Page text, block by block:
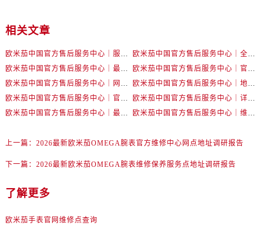
湖南省永州市冷水滩区永州大道与中兴路交叉口售后服务中心（需提前预约）
湖南省岳阳市岳阳楼区东茅岭路售后服务中心（需提前预约）
湖南省张家界市永定区解放路售后服务中心（需提前预约）
湖南省株洲市芦淞区建设南路售后服务中心（需提前预约）
相关文章
欧米茄中国官方售后服务中心｜服务热线及详细地址权威信息公告（2026年7月最新）
欧米茄中国官方售后服务中心｜全部地址与售后电话权威信息声明（2026年7月最新）
欧米茄中国官方售后服务中心｜最新地址及官方服务热线权威信息公告（2026年7月最新）
欧米茄中国官方售后服务中心｜官方电话和维修地址权威信息公告（2026年7月最新）
欧米茄中国官方售后服务中心｜网点地址和官方热线权威信息通知（2026年7月最新）
欧米茄中国官方售后服务中心｜地址与24小时服务电话权威信息公告（2026年7月最新）
欧米茄中国官方售后服务中心｜官方地址与售后电话权威信息公告（2026年7月最新）
欧米茄中国官方售后服务中心｜详细地址与官方电话权威信息通告（2026年7月最新）
欧米茄中国官方售后服务中心｜最新热线电话与地址权威信息公告（2026年7月最新）
欧米茄中国官方售后服务中心｜维修地址与售后服务电话权威信息声明（2026年7月最新）
上一篇： 2026最新欧米茄OMEGA腕表官方维修中心网点地址调研报告
下一篇： 2026最新欧米茄OMEGA腕表维修保养服务点地址调研报告
了解更多
欧米茄手表官网维修点查询